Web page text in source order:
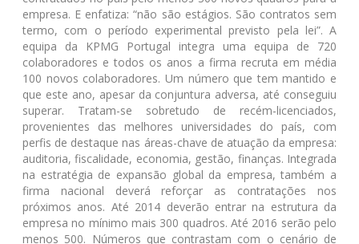
empresa. E enfatiza: “não são estágios. São contratos sem
termo, com o período experimental previsto pela lei”. A
equipa da KPMG Portugal integra uma equipa de 720
colaboradores e todos os anos a firma recruta em média
100 novos colaboradores. Um número que tem mantido e
que este ano, apesar da conjuntura adversa, até conseguiu
superar. Tratam-se sobretudo de recém-licenciados,
provenientes das melhores universidades do país, com
perfis de destaque nas áreas-chave de atuação da empresa:
auditoria, fiscalidade, economia, gestão, finanças. Integrada
na estratégia de expansão global da empresa, também a
firma nacional deverá reforçar as contratações nos
próximos anos. Até 2014 deverão entrar na estrutura da
empresa no mínimo mais 300 quadros. Até 2016 serão pelo
menos 500. Números que contrastam com o cenário de